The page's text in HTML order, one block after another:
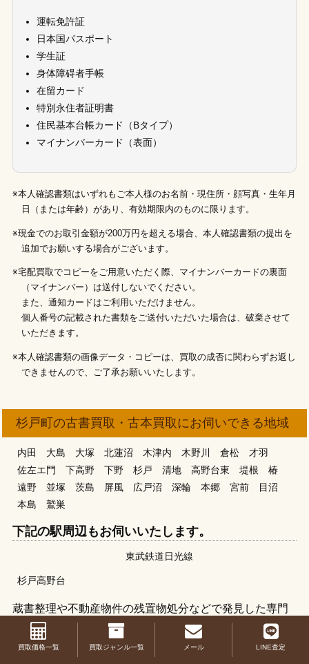
運転免許証
日本国パスポート
学生証
身体障碍者手帳
在留カード
特別永住者証明書
住民基本台帳カード（Bタイプ）
マイナンバーカード（表面）
※本人確認書類はいずれもご本人様のお名前・現住所・顔写真・生年月
日（または年齢）があり、有効期限内のものに限ります。
※現金でのお取引金額が200万円を超える場合、本人確認書類の提出を
追加でお願いする場合がございます。
※宅配買取でコピーをご用意いただく際、マイナンバーカードの裏面
（マイナンバー）は送付しないでください。
また、通知カードはご利用いただけません。
個人番号の記載された書類をご送付いただいた場合は、破棄させて
いただきます。
※本人確認書類の画像データ・コピーは、買取の成否に関わらずお返し
できませんので、ご了承お願いいたします。
杉戸町の古書買取・古本買取にお伺いできる地域
内田 大島 大塚 北蓮沼 木津内 木野川 倉松
才羽
佐左エ門
下高野 下野 杉戸 清地 高野台東 堤根
椿
遠野
並塚 茨島 屏風 広戸沼 深輪 本郷 宮前
目沼
本島
鷲巣
下記の駅周辺もお伺いいたします。
東武鉄道日光線
杉戸高野台
蔵書整理や不動産物件の残置物処分などで発見した専門
書や学術書・医学書などがありましたら、捨てずに当店
にお知らせ下さい。捨てようと思っていた物に意外な値
買取価格一覧 買取ジャンル一覧 メール LINE査定